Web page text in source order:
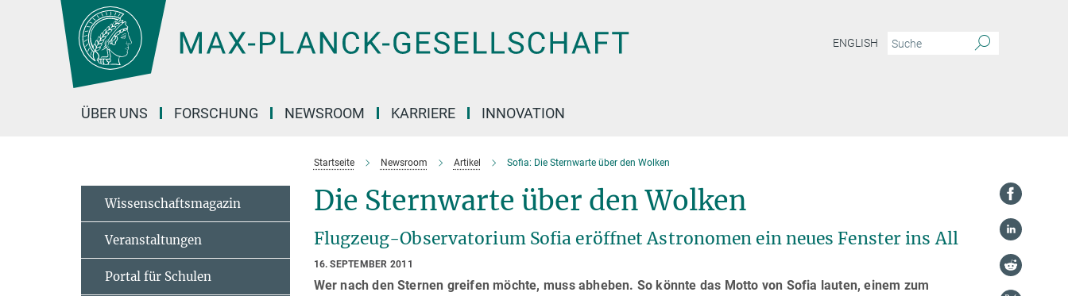
Hauptinhalt
ENGLISH
ÜBER UNS FORSCHUNG NEWSROOM KARRIERE INNOVATION
Startseite Newsroom Artikel Sofia: Die Sternwarte über den Wolken
Die Sternwarte über den Wolken
Flugzeug-Observatorium Sofia eröffnet Astronomen ein neues Fenster ins All
16. SEPTEMBER 2011
Wer nach den Sternen greifen möchte, muss abheben. So könnte das Motto von Sofia lauten, einem zum
Wissenschaftsmagazin
Veranstaltungen
Portal für Schulen